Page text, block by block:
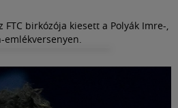
FTC birkózója kiesett a Polyák Imre-,
emlékversenyen.